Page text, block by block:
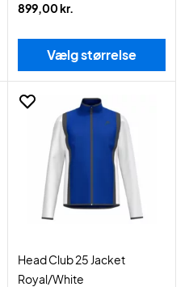
899,00 kr.
Vælg størrelse
Head Club 25 Jacket
Royal/White